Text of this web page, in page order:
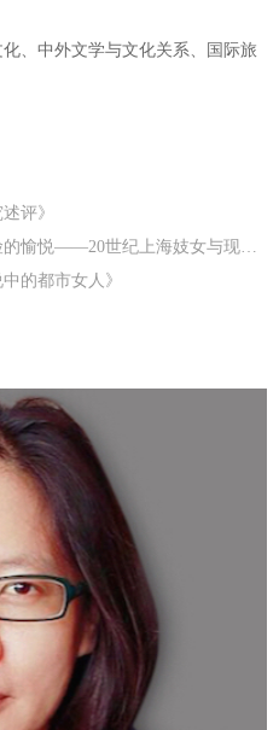
、中外文学与文化关系、国际旅
评》
的都市女人》
象与城市观念》
访与旅行记述中的中美形象》
20年代中国旅苏游记中的苏联》
——当代英美旅行写作研究述评》
》
象》
说、戏剧主题》